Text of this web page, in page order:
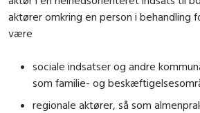
aktører omkring en person i behandling
være
sociale indsatser og andre
som familie- og
regionale aktører, så som